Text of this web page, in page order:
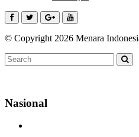
© Copyright 2026 Menara
Nasional